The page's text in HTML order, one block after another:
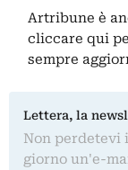
Artribune è
cliccare qui
sempre
Lettera, la
Non perdetevi
giorno un'e-